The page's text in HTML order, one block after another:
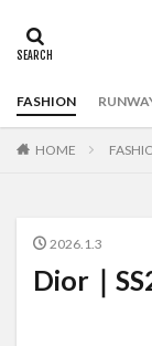
FASHION
HOME
2026.1.3
Dior｜